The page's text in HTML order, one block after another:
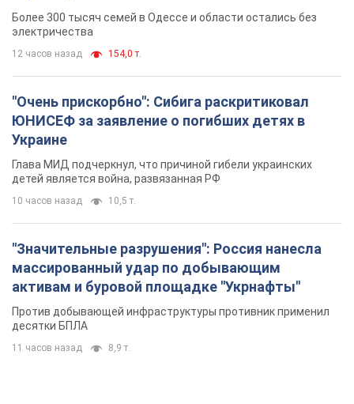
противника. Видео
Более 300 тысяч семей в Одессе и области остались без
электричества
12 часов назад 154,0 т.
"Очень прискорбно": Сибига раскритиковал
ЮНИСЕФ за заявление о погибших детях в
Украине
Глава МИД подчеркнул, что причиной гибели украинских
детей является война, развязанная РФ
10 часов назад 10,5 т.
"Значительные разрушения": Россия нанесла
массированный удар по добывающим
активам и буровой площадке "Укрнафты"
Против добывающей инфраструктуры противник применил
десятки БПЛА
11 часов назад 8,9 т.